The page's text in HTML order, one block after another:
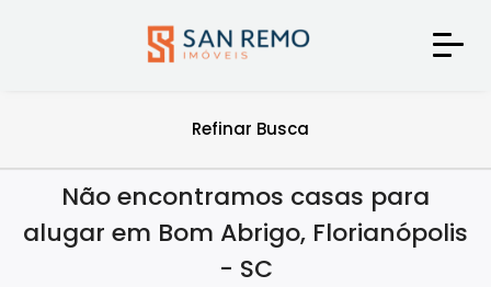
Refinar Busca
Não encontramos casas para
alugar em Bom Abrigo, Florianópolis
- SC